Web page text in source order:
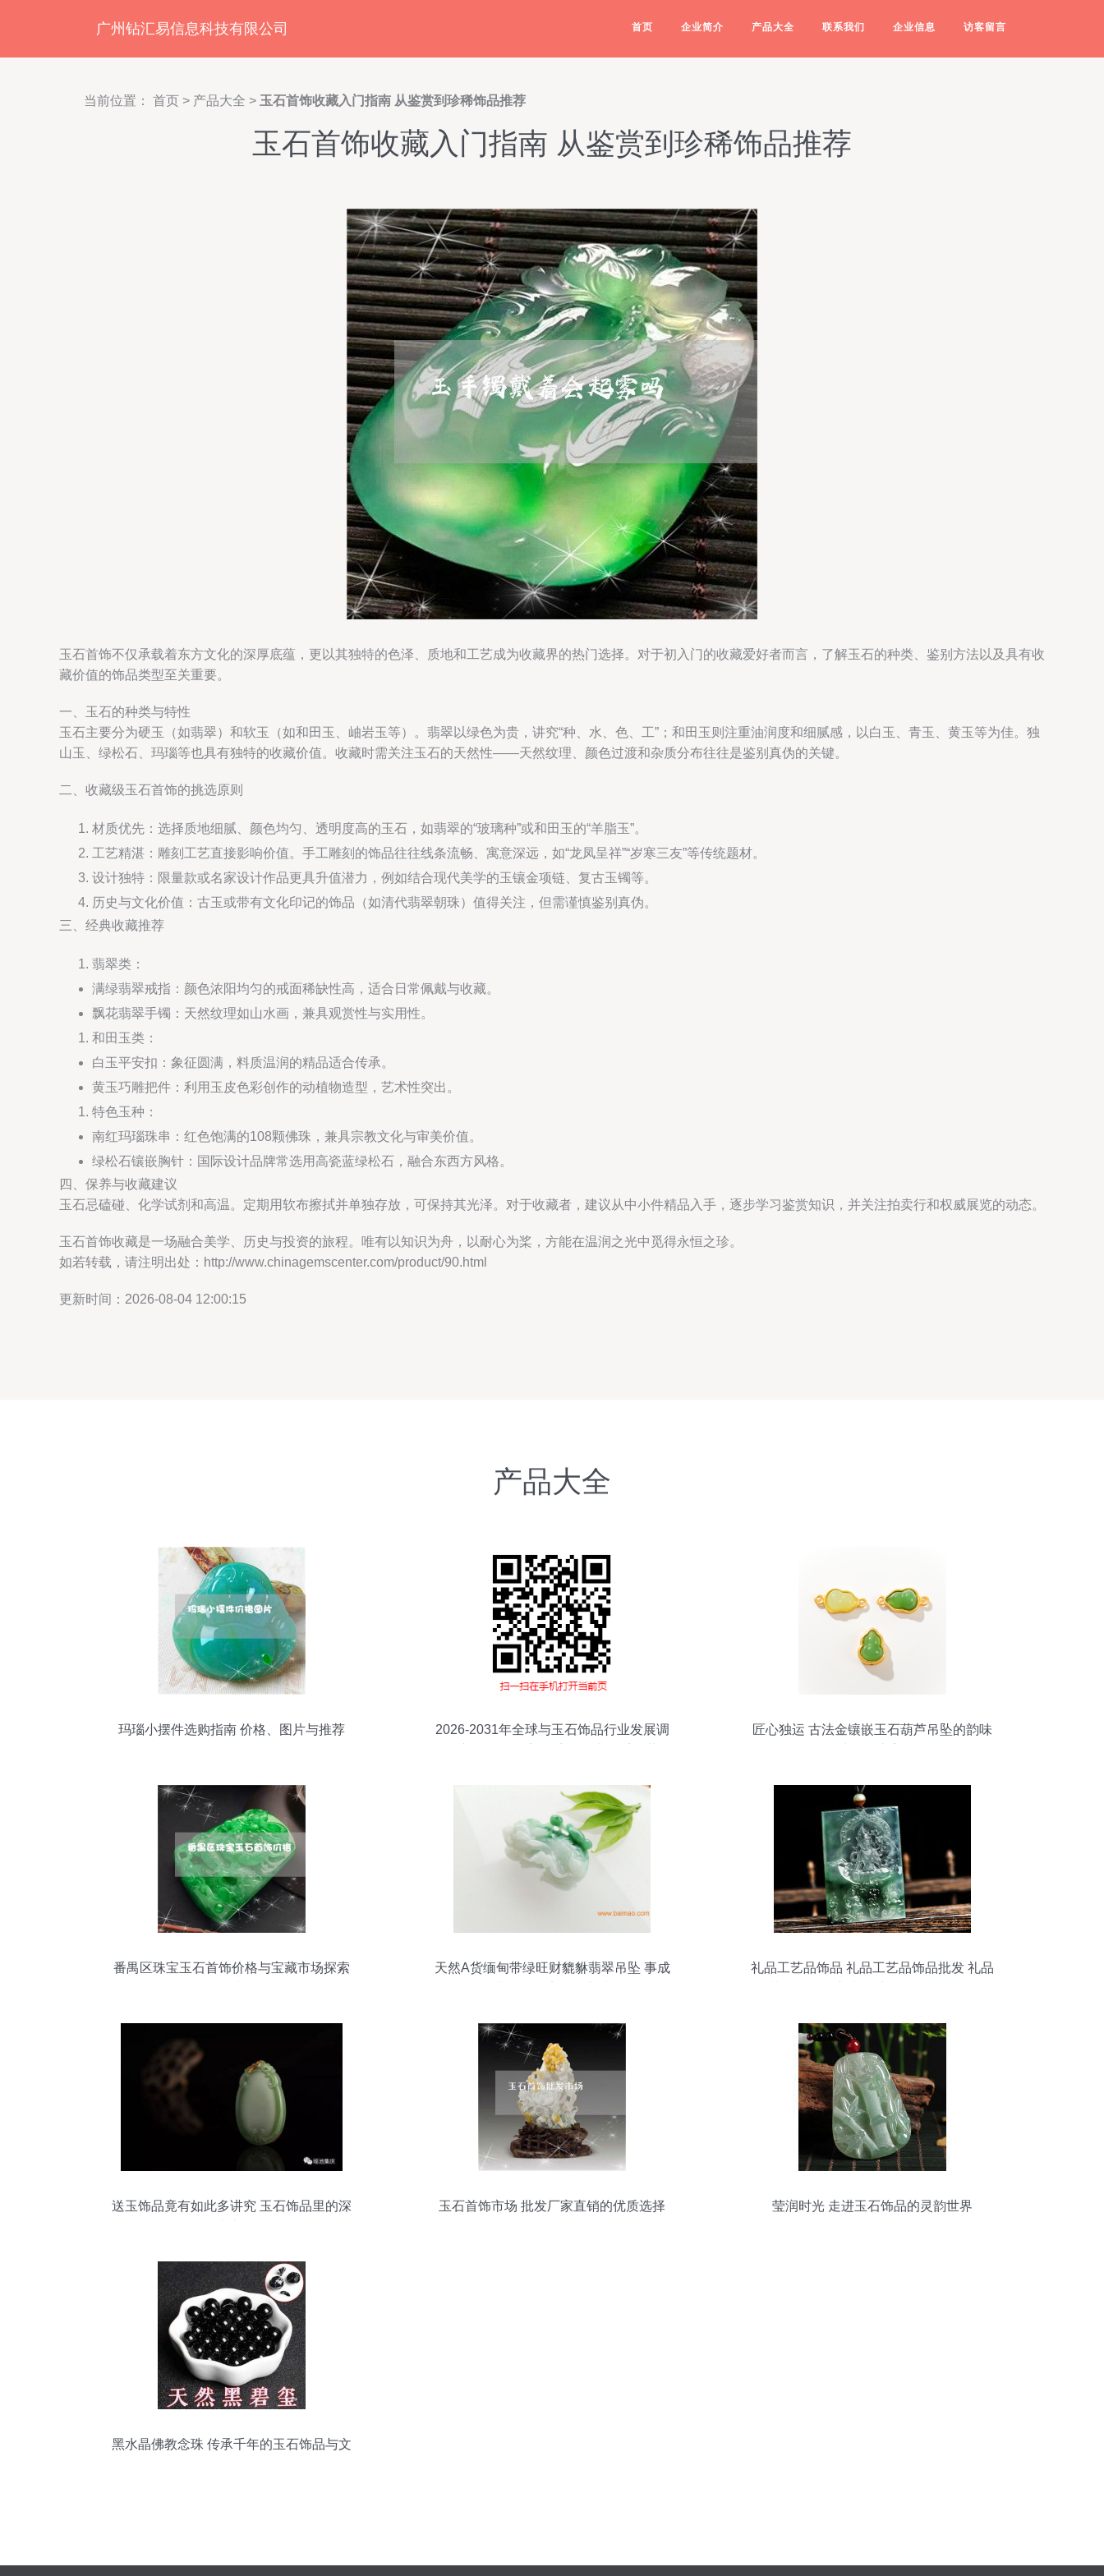
广州钻汇易信息科技有限公司 首页 企业简介 产品大全 联系我们 企业信息 访客留言
当前位置： 首页 > 产品大全 > 玉石首饰收藏入门指南 从鉴赏到珍稀饰品推荐
玉石首饰收藏入门指南 从鉴赏到珍稀饰品推荐
玉石首饰不仅承载着东方文化的深厚底蕴，更以其独特的色泽、质地和工艺成为收藏界的热门选择。对于初入门的收藏爱好者而言，了解玉石的种类、鉴别方法以及具有收
藏价值的饰品类型至关重要。
一、玉石的种类与特性
玉石主要分为硬玉（如翡翠）和软玉（如和田玉、岫岩玉等）。翡翠以绿色为贵，讲究“种、水、色、工”；和田玉则注重油润度和细腻感，以白玉、青玉、黄玉等为佳。独
山玉、绿松石、玛瑙等也具有独特的收藏价值。收藏时需关注玉石的天然性——天然纹理、颜色过渡和杂质分布往往是鉴别真伪的关键。
二、收藏级玉石首饰的挑选原则
材质优先：选择质地细腻、颜色均匀、透明度高的玉石，如翡翠的“玻璃种”或和田玉的“羊脂玉”。
工艺精湛：雕刻工艺直接影响价值。手工雕刻的饰品往往线条流畅、寓意深远，如“龙凤呈祥”“岁寒三友”等传统题材。
设计独特：限量款或名家设计作品更具升值潜力，例如结合现代美学的玉镶金项链、复古玉镯等。
历史与文化价值：古玉或带有文化印记的饰品（如清代翡翠朝珠）值得关注，但需谨慎鉴别真伪。
三、经典收藏推荐
翡翠类：
满绿翡翠戒指：颜色浓阳均匀的戒面稀缺性高，适合日常佩戴与收藏。
飘花翡翠手镯：天然纹理如山水画，兼具观赏性与实用性。
和田玉类：
白玉平安扣：象征圆满，料质温润的精品适合传承。
黄玉巧雕把件：利用玉皮色彩创作的动植物造型，艺术性突出。
特色玉种：
南红玛瑙珠串：红色饱满的108颗佛珠，兼具宗教文化与审美价值。
绿松石镶嵌胸针：国际设计品牌常选用高瓷蓝绿松石，融合东西方风格。
四、保养与收藏建议
玉石忌磕碰、化学试剂和高温。定期用软布擦拭并单独存放，可保持其光泽。对于收藏者，建议从中小件精品入手，逐步学习鉴赏知识，并关注拍卖行和权威展览的动态。
玉石首饰收藏是一场融合美学、历史与投资的旅程。唯有以知识为舟，以耐心为桨，方能在温润之光中觅得永恒之珍。
如若转载，请注明出处：http://www.chinagemscenter.com/product/90.html
更新时间：2026-08-04 12:00:15
产品大全
玛瑙小摆件选购指南 价格、图片与推荐
2026-2031年全球与玉石饰品行业发展调
匠心独运 古法金镶嵌玉石葫芦吊坠的韵味
番禺区珠宝玉石首饰价格与宝藏市场探索
天然A货缅甸带绿旺财貔貅翡翠吊坠 事成
礼品工艺品饰品 礼品工艺品饰品批发 礼品
送玉饰品竟有如此多讲究 玉石饰品里的深
玉石首饰市场 批发厂家直销的优质选择 莹润时光 走进玉石饰品的灵韵世界
黑水晶佛教念珠 传承千年的玉石饰品与文